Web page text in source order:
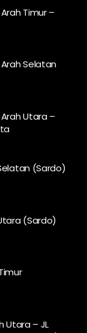
Timur –
Selatan
Utara –
(Sardo)
(Sardo)
Utara – JL